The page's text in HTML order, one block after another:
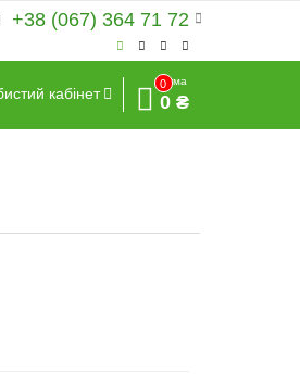
+38 (067) 364 71 72
кабінет
0
Сума
0 ₴